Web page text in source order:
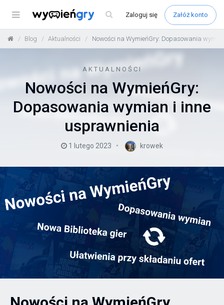
Menu Zaloguj się Załóż konto
Blog Aktualności Nowości na WymieńGry: Dopasowania
AKTUALNOŚCI
Nowości na WymieńGry:
Dopasowania wymian i inne
usprawnienia
1 lutego 2023 krowek